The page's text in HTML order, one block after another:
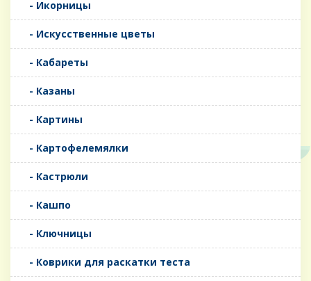
- Икорницы
- Искусственные цветы
- Кабареты
- Казаны
- Картины
- Картофелемялки
- Кастрюли
- Кашпо
- Ключницы
- Коврики для раскатки теста